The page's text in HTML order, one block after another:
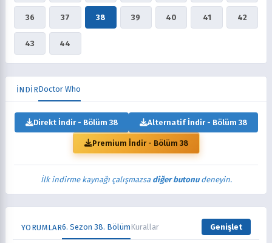
36 37 38 39 40 41 42
43 44
İNDİRDoctor Who
Direkt İndir - Bölüm 38 Alternatif İndir - Bölüm 38
Premium İndir - Bölüm 38
İlk indirme kaynağı çalışmazsa diğer butonudeneyin.
YORUMLAR6. Sezon 38. BölümKurallar Genişlet